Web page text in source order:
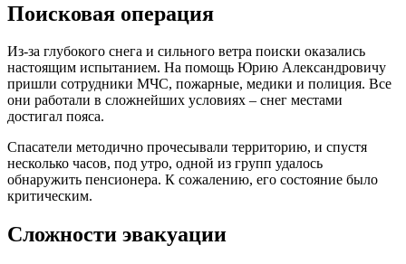
Поисковая операция
Из-за глубокого снега и сильного ветра поиски оказались
настоящим испытанием. На помощь Юрию Александровичу
пришли сотрудники МЧС, пожарные, медики и полиция. Все
они работали в сложнейших условиях – снег местами
достигал пояса.
Спасатели методично прочесывали территорию, и спустя
несколько часов, под утро, одной из групп удалось
обнаружить пенсионера. К сожалению, его состояние было
критическим.
Сложности эвакуации